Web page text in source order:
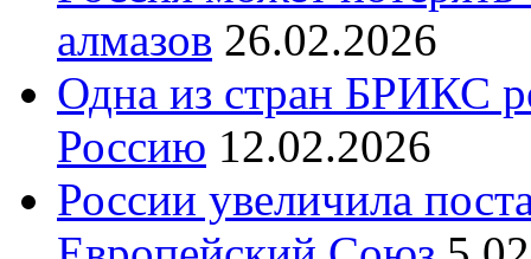
алмазов 26.02.2026
Одна из стран БРИКС
Россию 12.02.2026
России увеличила